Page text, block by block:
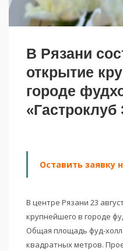
В Рязани
открытие
городе
«Гастроклуб
Оставить заявку
В центре Рязани 23
крупнейшего в городе
Общая площадь фуд-
квадратных метров.